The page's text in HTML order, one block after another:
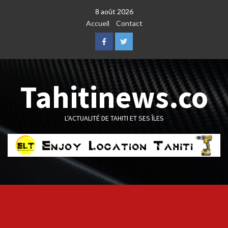
8 août 2026
Accueil
Contact
FacebookTwitter
Tahitinews.co
L'ACTUALITÉ DE TAHITI ET SES ÎLES